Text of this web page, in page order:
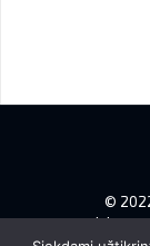
©